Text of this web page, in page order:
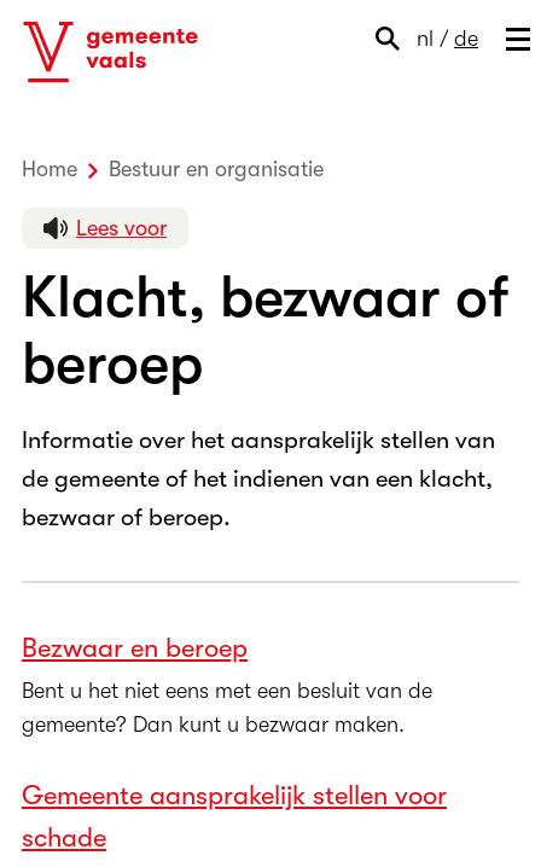
nl / de
Home
Bestuur en organisatie
Lees voor
Klacht, bezwaar of
beroep
Informatie over het aansprakelijk stellen van
de gemeente of het indienen van een klacht,
bezwaar of beroep.
Bezwaar en beroep
Bent u het niet eens met een besluit van de
gemeente? Dan kunt u bezwaar maken.
Gemeente aansprakelijk stellen voor
schade